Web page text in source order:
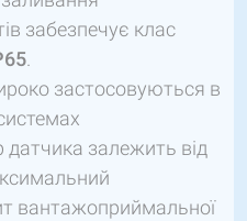
забезпечує клас
.
застосовуються в
залежить від
вантажоприймальної